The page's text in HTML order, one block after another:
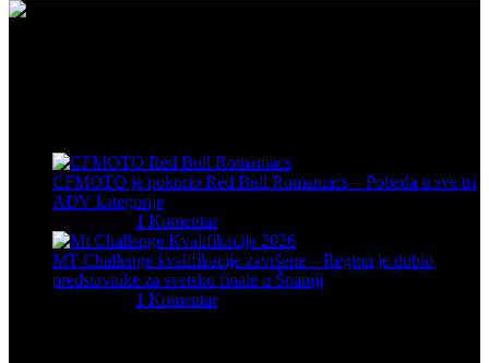
CFMOTO je pokorio Red Bull Romaniacs – Pobeda u sve tri
ADV kategorije
1 Komentar
MT Challenge kvalifikacije završene – Region je dobio
predstavnike za svetsko finale u Španiji
1 Komentar